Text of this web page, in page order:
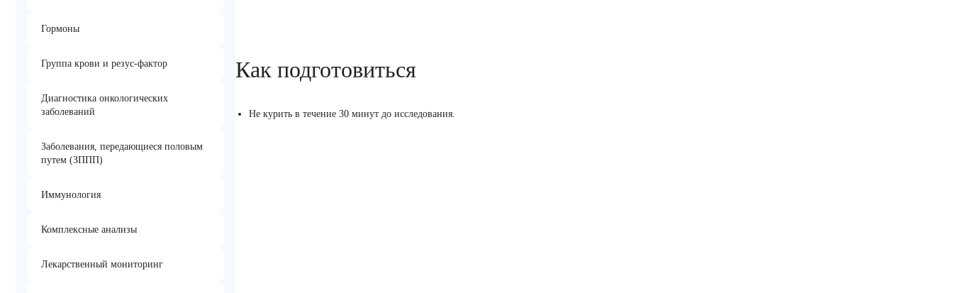
Гормоны
Группа крови и резус-фактор
Диагностика онкологических
заболеваний
Заболевания, передающиеся половым
путем (ЗППП)
Иммунология
Комплексные анализы
Лекарственный мониторинг
Как подготовиться
Не курить в течение 30 минут до исследования.